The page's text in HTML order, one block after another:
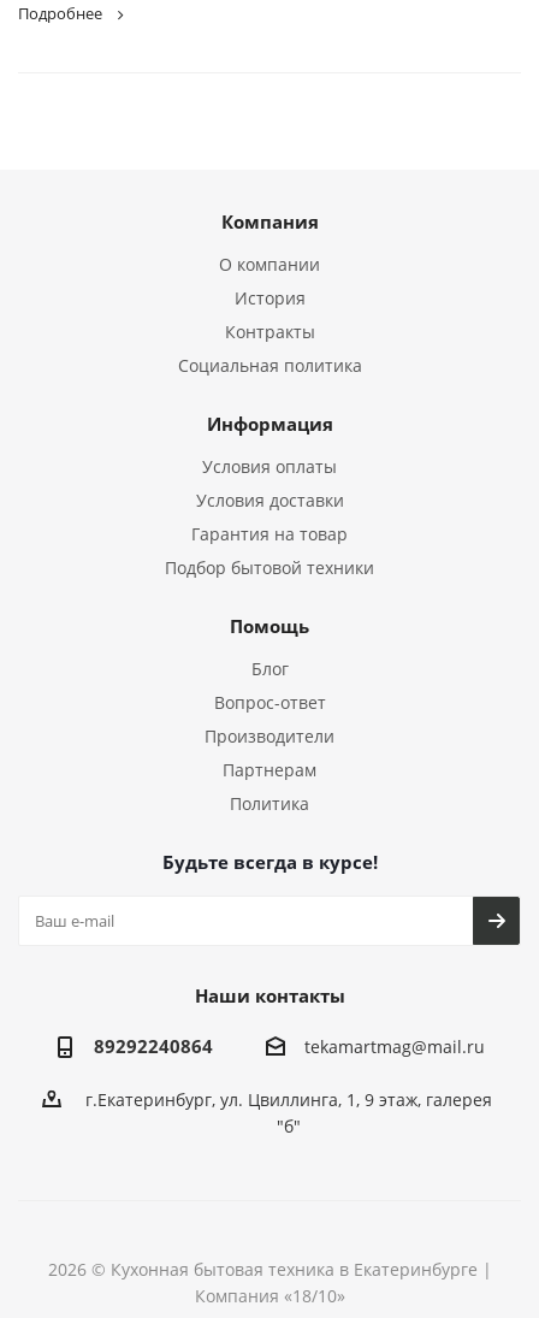
Подробнее
Компания
О компании
История
Контракты
Социальная политика
Информация
Условия оплаты
Условия доставки
Гарантия на товар
Подбор бытовой техники
Помощь
Блог
Вопрос-ответ
Производители
Партнерам
Политика
Будьте всегда в курсе!
Наши контакты
89292240864 tekamartmag@mail.ru
г.Екатеринбург, ул. Цвиллинга, 1, 9 этаж, галерея
"б"
2026 © Кухонная бытовая техника в Екатеринбурге |
Компания «18/10»